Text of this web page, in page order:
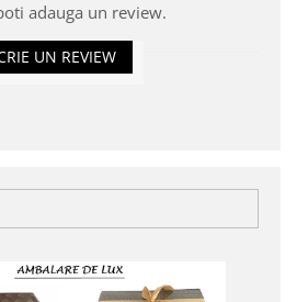
adauga un review.
UN REVIEW